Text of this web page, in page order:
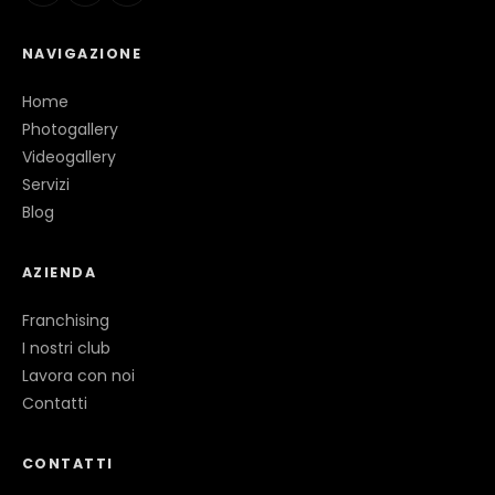
NAVIGAZIONE
Home
Photogallery
Videogallery
Servizi
Blog
AZIENDA
Franchising
I nostri club
Lavora con noi
Contatti
CONTATTI